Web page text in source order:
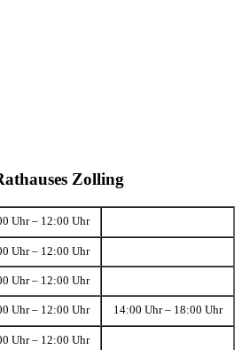
Zolling
Uhr – 12:00 Uhr
Uhr – 12:00 Uhr
Uhr – 12:00 Uhr
Uhr – 12:00 Uhr 14:00 Uhr – 18:00 Uhr
Uhr – 12:00 Uhr